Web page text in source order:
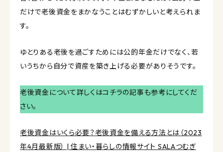
だけで老後資金をまかなうことはむずかしいと考えられま
す。
ゆとりある老後を過ごすためには公的年金だけでなく、若
いうちから自分で資産を築き上げる必要がありそうです。
老後資金について詳しくはコチラの記事も参考にしてくだ
さい。
老後資金はいくら必要？老後資金を備える方法とは（2023
年4月最新版） | 住まい・暮らしの情報サイト SALAつむぎ